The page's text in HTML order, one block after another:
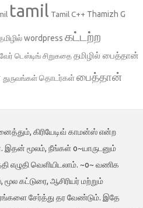
tamil Tamil C++ Thamizh G
wordpress கட்டற்ற
டெஸ்டிங் சிறுகதை தமிழில் பைத்தான்
துருவங்கள் தொடர்கள்பைத்தான்
கிரியேடிவ் காமன்ஸ் என்ற
இதன் மூலம், நீங்கள் o~யாருடனும்
எழுதி வெளியிடலாம். ~o~ வணிக
கட்டுரை, ஆசிரியர் மற்றும்
சேர்த்து தர வேண்டும். இதே